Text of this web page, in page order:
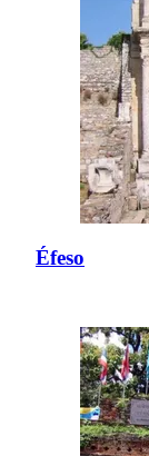
Éfeso